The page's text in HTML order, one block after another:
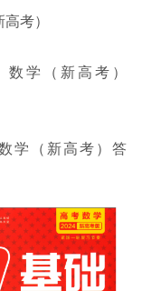
考）
学（新高考）
学（新高考）答
2021-08-27
成绩狂飙不是梦
2025-08-29